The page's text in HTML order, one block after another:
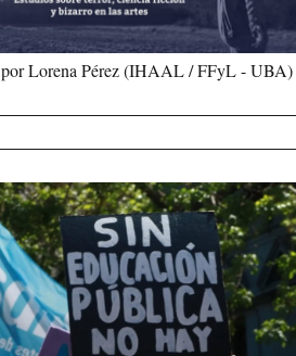
por Lorena Pérez (IHAAL / FFyL - UBA)